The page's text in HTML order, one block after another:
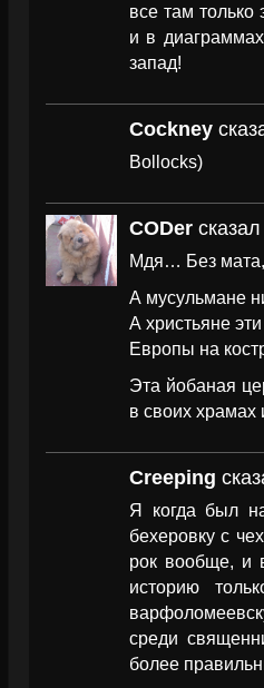
все там
и в
запад!
Cockney
Bollocks)
CODer
Мдя… Без мата,
А мусульмане
А христьяне
Европы на
Эта йобаная
в своих храмах
Creeping
Я когда был
бехеровку с
рок вообще, и
историю
среди
более